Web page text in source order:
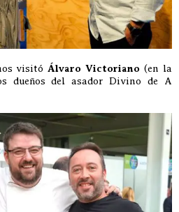
visitó Álvaro Victoriano (en la
dueños del asador Divino de A